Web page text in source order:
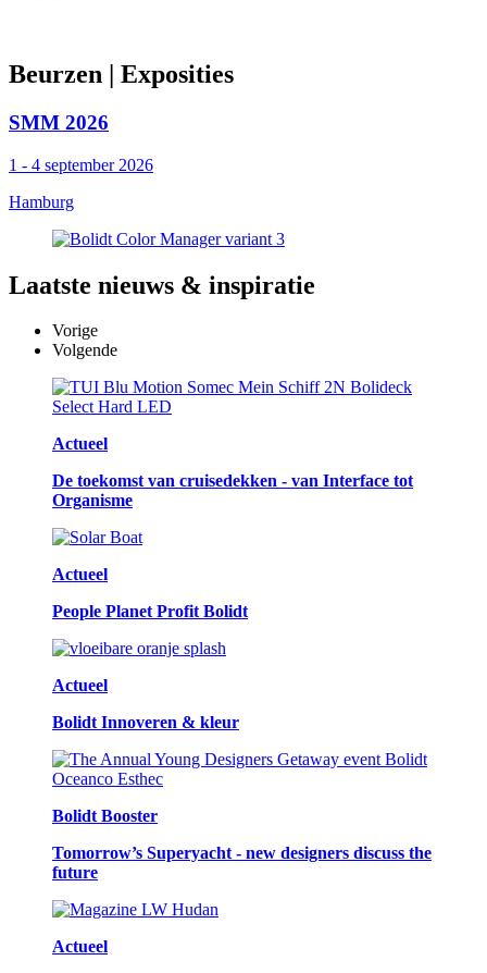
Beurzen | Exposities
SMM 2026
1 - 4 september 2026
Hamburg
Laatste nieuws & inspiratie
Vorige
Volgende
Actueel
De toekomst van cruisedekken - van Interface tot
Organisme
Actueel
People Planet Profit Bolidt
Actueel
Bolidt Innoveren & kleur
Bolidt Booster
Tomorrow’s Superyacht - new designers discuss the
future
Actueel